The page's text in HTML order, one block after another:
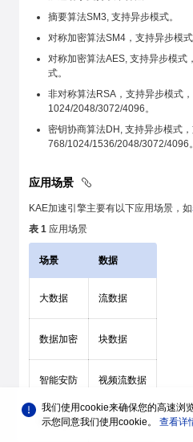
摘要算法SM3, 支持异步模式。
对称加密算法SM4，支持异步模
对称加密算法AES, 支持异步模式
式。
非对称算法RSA，支持异步模式
1024/2048/3072/4096。
密钥协商算法DH, 支持异步模式
768/1024/1536/2048/3072/4096。
应用场景
KAE加速引擎主要有以下应用场景，如
表 1 应用场景
场景 数据
大数据 流数据
数据加密 块数据
智能安防 视频流数据
Web服务 握手连接
我们使用cookie来确保您的高速浏
示您同意我们使用cookie。 查看详